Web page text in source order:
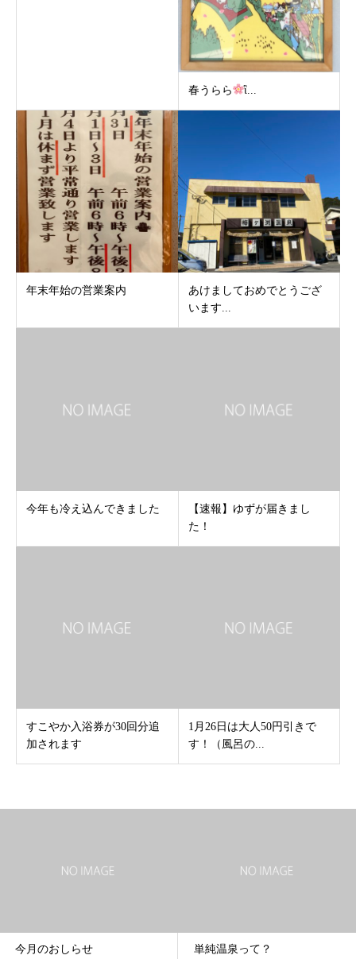
春うらら ἳ...
年末年始の営業案内
あけましておめでとうござ
います...
今年も冷え込んできました
【速報】ゆずが届きまし
た！
すこやか入浴券が30回分追
加されます
1月26日は大人50円引きで
す！（風呂の...
単純温泉って？